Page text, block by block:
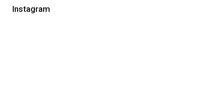
Instagram